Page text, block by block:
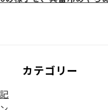
カテゴリー